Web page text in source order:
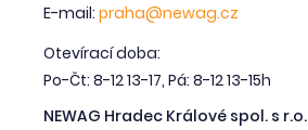
E-mail: praha@newag.cz
Otevírací doba:
Po-Čt: 8-12 13-17, Pá: 8-12 13-15h
NEWAG Hradec Králové spol. s r.o.